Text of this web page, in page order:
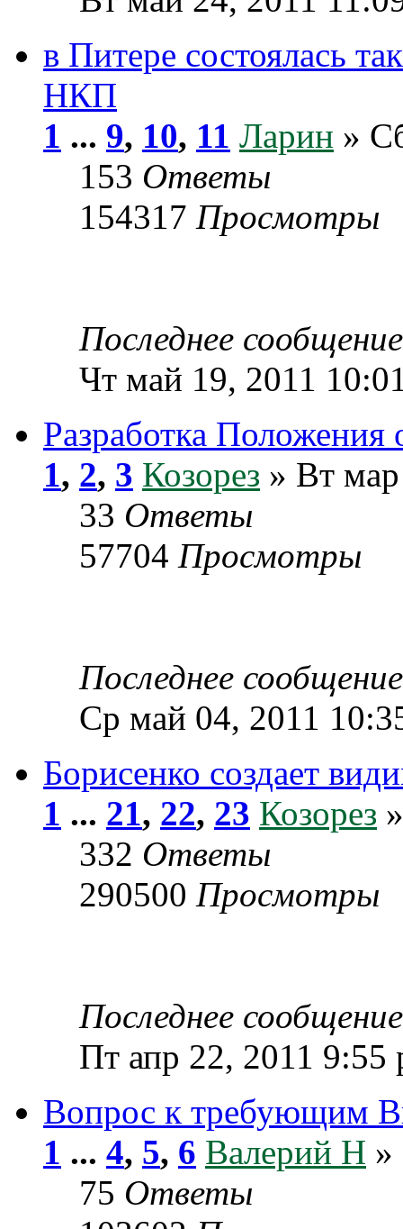
в Питере состоялась
НКП
1 ... 9, 10, 11 Ларин »
153 Ответы
154317 Просмотры
Последнее
Чт май 19, 2011
Разработка
1, 2, 3 Козорез » Вт
33 Ответы
57704 Просмотры
Последнее
Ср май 04, 2011
Борисенко создает
1 ... 21, 22, 23 Козорез
332 Ответы
290500 Просмотры
Последнее
Пт апр 22, 2011 9:55
Вопрос к требующим
1 ... 4, 5, 6 Валерий Н »
75 Ответы